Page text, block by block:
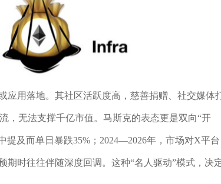
应用落地。其社区活跃度高，慈善捐赠、社交媒体
，无法支撑千亿市值。马斯克的表态更是双向“开
提及而单日暴跌35%；2024—2026年，市场对X平台
时往往伴随深度回调。这种“名人驱动”模式，决